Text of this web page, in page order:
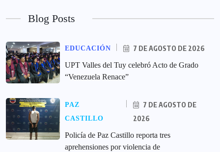
Blog Posts
EDUCACIÓN
7 DE AGOSTO DE 2026
UPT Valles del Tuy celebró Acto de Grado
“Venezuela Renace”
PAZ
CASTILLO
7 DE AGOSTO DE
2026
‎Policía de Paz Castillo reporta tres
aprehensiones por violencia de